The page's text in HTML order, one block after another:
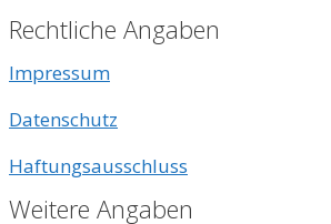
Rechtliche Angaben
Impressum
Datenschutz
Haftungsausschluss
Weitere Angaben